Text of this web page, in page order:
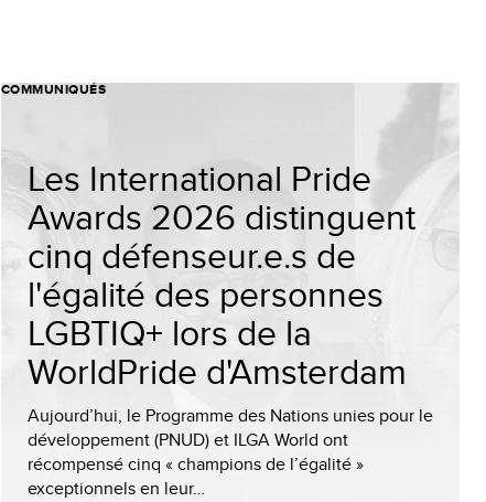
COMMUNIQUÉS
Les International Pride
Awards 2026 distinguent
cinq défenseur.e.s de
l'égalité des personnes
LGBTIQ+ lors de la
WorldPride d'Amsterdam
Aujourd’hui, le Programme des Nations unies pour le
développement (PNUD) et ILGA World ont
récompensé cinq « champions de l’égalité »
exceptionnels en leur…